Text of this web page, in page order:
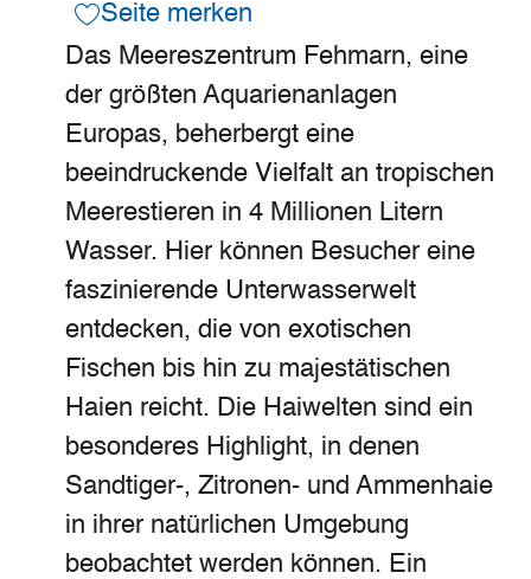
Seite merken
Das Meereszentrum Fehmarn, eine
der größten Aquarienanlagen
Europas, beherbergt eine
beeindruckende Vielfalt an tropischen
Meerestieren in 4 Millionen Litern
Wasser. Hier können Besucher eine
faszinierende Unterwasserwelt
entdecken, die von exotischen
Fischen bis hin zu majestätischen
Haien reicht. Die Haiwelten sind ein
besonderes Highlight, in denen
Sandtiger-, Zitronen- und Ammenhaie
in ihrer natürlichen Umgebung
beobachtet werden können. Ein